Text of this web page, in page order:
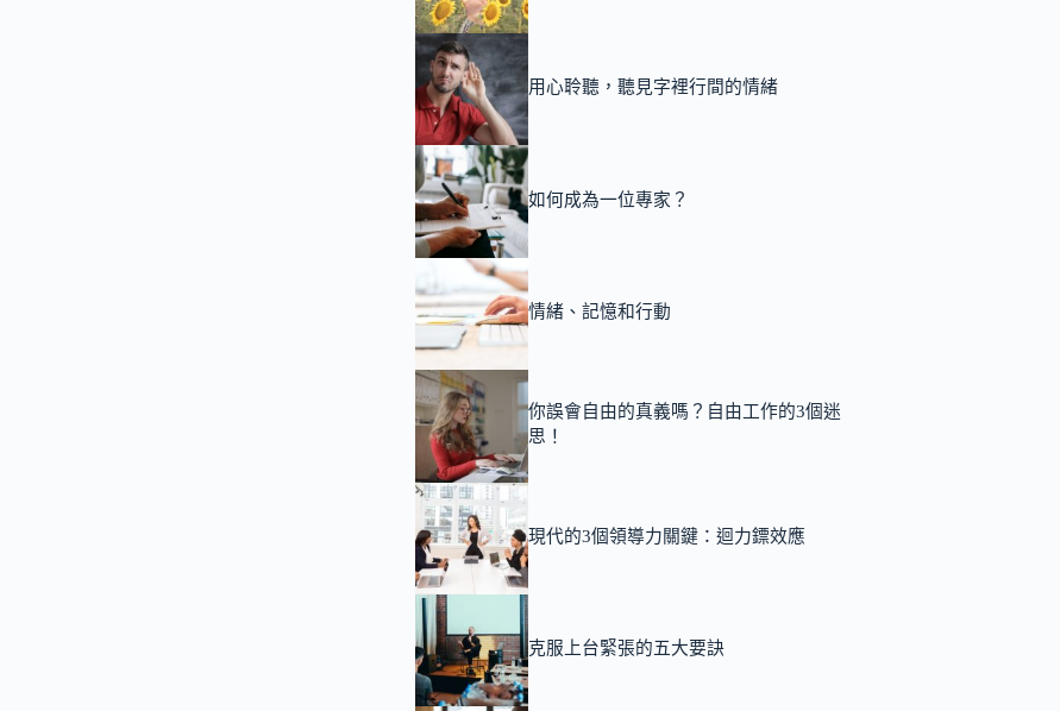
用心聆聽，聽見字裡行間的情緒
如何成為一位專家？
情緒、記憶和行動
你誤會自由的真義嗎？自由工作的3個迷
思！
現代的3個領導力關鍵：迴力鏢效應
克服上台緊張的五大要訣